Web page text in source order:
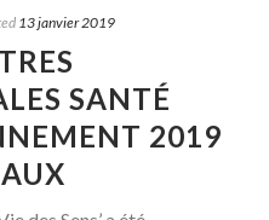
13 janvier 2019
SANTÉ
2019